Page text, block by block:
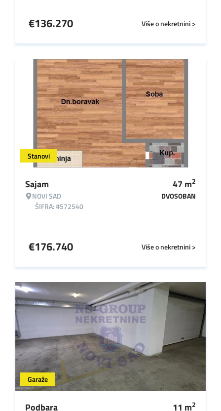
Više o nekretnini >
€136.270
Stanovi
Sajam
NOVI SAD
ŠIFRA: #572540
47 m2
DVOSOBAN
Više o nekretnini >
€176.740
Garaže
Podbara 11 m2